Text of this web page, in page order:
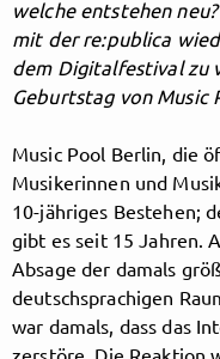
About
welche entstehen
mit der re:publica
dem Digitalfestival zu
Geburtstag von Music
Music Pool Berlin, die
Musikerinnen und
10-jähriges Bestehen;
gibt es seit 15 Jahren.
Absage der damals
deutschsprachigen
war damals, dass das
zerstöre. Die Reaktion
get access